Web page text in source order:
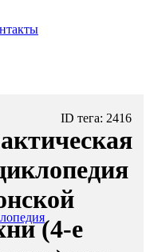
ID тега: 2416
(4-е